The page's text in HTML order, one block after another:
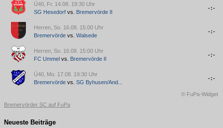
Ü40, Fr. 14.08. 19:30 Uhr
SG Hesedorf vs. Bremervörde II
-:-
Herren, So. 16.08. 15:00 Uhr
Bremervörde vs. Walsede
-:-
Herren, So. 16.08. 15:00 Uhr
FC Ummel vs. Bremervörde II
-:-
Ü40, Mo. 17.08. 19:30 Uhr
Bremervörde vs. SG Byhusen/​And...
-:-
© FuPa-Widget
Bremervörder SC auf FuPa
Neueste Beiträge